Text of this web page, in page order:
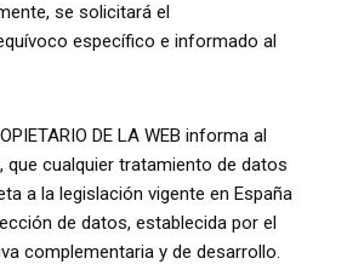
se solicitará el
específico e informado al
DE LA WEB informa al
que cualquier tratamiento de datos
a la legislación vigente en España
de datos, establecida por el
complementaria y de desarrollo.